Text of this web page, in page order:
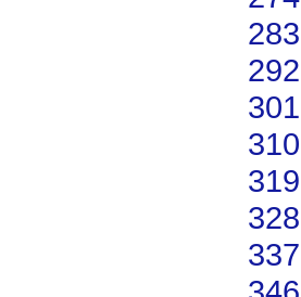
283
292
301
310
319
328
337